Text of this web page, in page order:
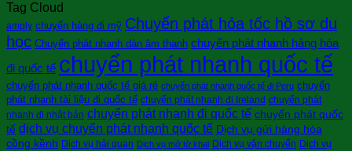
Tag Cloud
amply chuyển hàng đi mỹ Chuyển phát hỏa tốc hồ sơ du
học Chuyển phát nhanh dàn âm thanh chuyển phát nhanh hàng hóa
đi quốc tế chuyển phát nhanh quốc tế
chuyển phát nhanh quốc tế giá rẻ chuyển phát nhanh quốc tế đi Peru chuyển
phát nhanh tài liệu đi quốc tế chuyển phát nhanh đi Ireland chuyển phát
nhanh đi nhật bản chuyển phát nhanh đi quốc tế chuyển phát quốc
tế dịch vụ chuyển phát nhanh quốc tế Dịch vụ gửi hàng hóa
cồng kềnh Dịch vụ hải quan Dịch vụ mở tờ khai Dịch vụ vận chuyển Dịch vụ